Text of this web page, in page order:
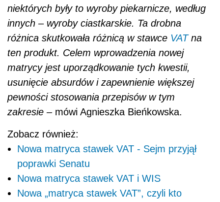
niektórych były to wyroby piekarnicze, według
innych – wyroby ciastkarskie. Ta drobna
różnica skutkowała różnicą w stawce VATna
ten produkt. Celem wprowadzenia nowej
matrycy jest uporządkowanie tych kwestii,
usunięcie absurdów i zapewnienie większej
pewności stosowania przepisów w tym
zakresie –mówi Agnieszka Bieńkowska.
Zobacz również:
Nowa matryca stawek VAT - Sejm przyjął
poprawki Senatu
Nowa matryca stawek VAT i WIS
Nowa „matryca stawek VAT”, czyli kto